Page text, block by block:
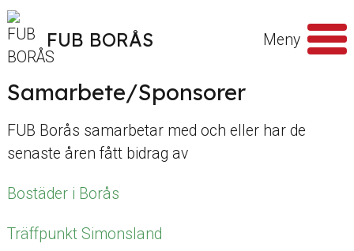
Hoppa till innehåll
FUB BORÅS Meny
Sök
efter
Samarbete/Sponsorer
FUB Borås samarbetar med och eller har de
senaste åren fått bidrag av
Bostäder i Borås
Träffpunkt Simonsland